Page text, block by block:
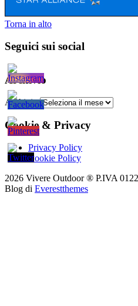
Torna in alto
Seguici sui social
Archivio
Archivio
Cookie & Privacy
Privacy Policy
Cookie Policy
2026 Vivere Outdoor ® P.IVA
Blog di Everestthemes